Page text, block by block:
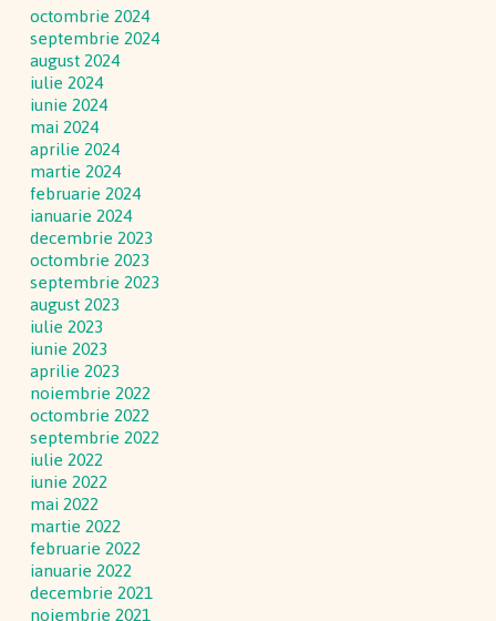
octombrie 2024
septembrie 2024
august 2024
iulie 2024
iunie 2024
mai 2024
aprilie 2024
martie 2024
februarie 2024
ianuarie 2024
decembrie 2023
octombrie 2023
septembrie 2023
august 2023
iulie 2023
iunie 2023
aprilie 2023
noiembrie 2022
octombrie 2022
septembrie 2022
iulie 2022
iunie 2022
mai 2022
martie 2022
februarie 2022
ianuarie 2022
decembrie 2021